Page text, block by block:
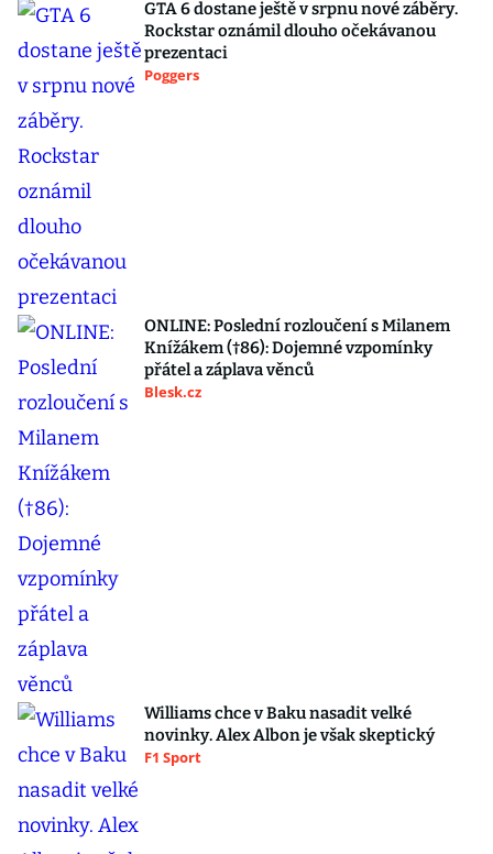
GTA 6 dostane ještě v srpnu nové záběry.
Rockstar oznámil dlouho očekávanou
prezentaci
Poggers
ONLINE: Poslední rozloučení s Milanem
Knížákem (†86): Dojemné vzpomínky
přátel a záplava věnců
Blesk.cz
Williams chce v Baku nasadit velké
novinky. Alex Albon je však skeptický
F1 Sport